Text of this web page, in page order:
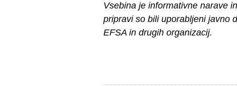
Vsebina je informativne narave
pripravi so bili uporabljeni javno
EFSA in drugih organizacij.